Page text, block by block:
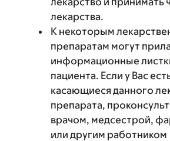
лекарства.
К некоторым
препаратам могут
информационные
пациента. Если у Вас
касающиеся данного
препарата,
врачом, медсестрой,
или другим работником